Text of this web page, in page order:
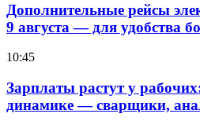
Дополнительные рейсы
9 августа — для удобства
10:45
Зарплаты растут у
динамике — сварщики,